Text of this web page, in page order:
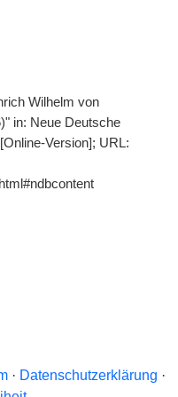
Wilhelm von
in: Neue Deutsche
Version]; URL:
· Datenschutzerklärung ·